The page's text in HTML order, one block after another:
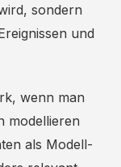
sondern
und
wenn man
modellieren
als Modell-